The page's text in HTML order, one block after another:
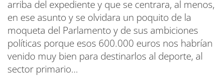
arriba del expediente y que se centrara, al menos,
en ese asunto y se olvidara un poquito de la
moqueta del Parlamento y de sus ambiciones
políticas porque esos 600.000 euros nos habrían
venido muy bien para destinarlos al deporte, al
sector primario…